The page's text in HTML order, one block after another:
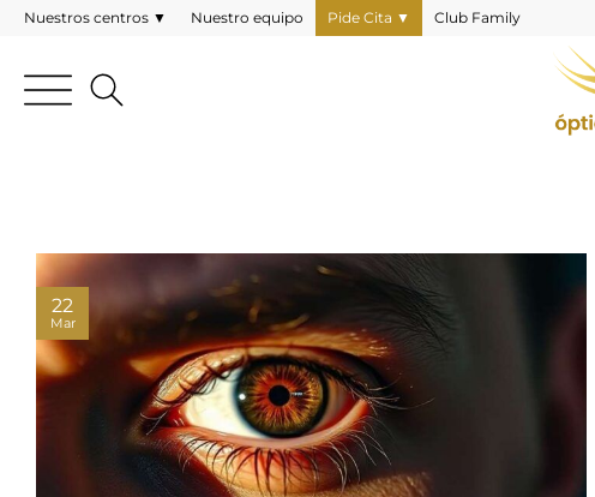
Nuestros centros ▼ Nuestro equipo Pide Cita ▼ Club Family
22
Mar